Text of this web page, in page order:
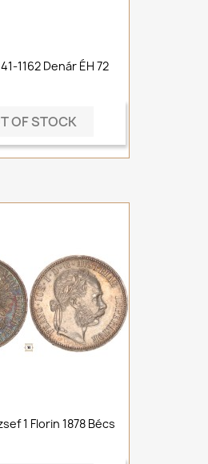
1162 Denár ÉH 72
OF STOCK
1 Florin 1878 Bécs